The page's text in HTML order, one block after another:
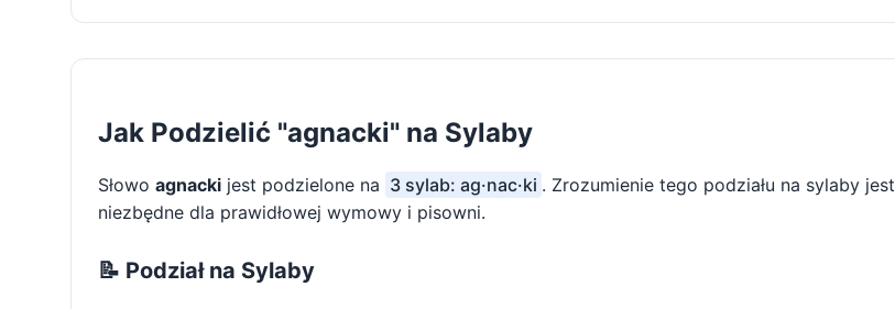
Jak Podzielić "agnacki" na Sylaby
Słowo agnacki jest podzielone na 3 sylab: ag·nac·ki . Zrozumienie tego podziału na sylaby jest
niezbędne dla prawidłowej wymowy i pisowni.
📝 Podział na Sylaby